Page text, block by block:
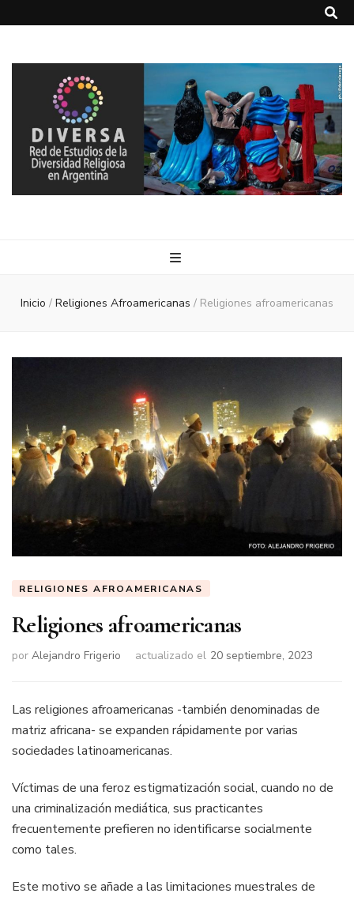
Inicio / Religiones Afroamericanas / Religiones afroamericanas
RELIGIONES AFROAMERICANAS
Religiones afroamericanas
por Alejandro Frigerio actualizado el 20 septiembre, 2023
Las religiones afroamericanas -también denominadas de
matriz africana- se expanden rápidamente por varias
sociedades latinoamericanas.
Víctimas de una feroz estigmatización social, cuando no de
una criminalización mediática, sus practicantes
frecuentemente prefieren no identificarse socialmente
como tales.
Este motivo se añade a las limitaciones muestrales de